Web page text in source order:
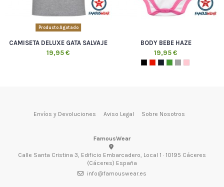
Producto Agotado
CAMISETA DELUXE GATA SALVAJE
19,95 €
BODY BEBE HAZE
19,95 €
Envíos y Devoluciones Aviso Legal Sobre Nosotros
FamousWear
Calle Santa Cristina 3, Edificio Embarcadero, Local 1 · 10195 Cáceres
(Cáceres) España
info@famouswear.es